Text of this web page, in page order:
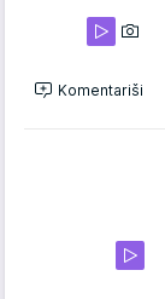
Komentariši